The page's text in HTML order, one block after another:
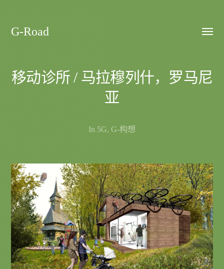
G-Road
Toggle
移动诊所 / 马拉穆列什，罗马尼
亚
In 5G, G-构想